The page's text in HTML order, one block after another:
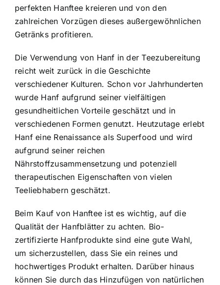
perfekten Hanftee kreieren und von den
zahlreichen Vorzügen dieses außergewöhnlichen
Getränks profitieren.
Die Verwendung von Hanf in der Teezubereitung
reicht weit zurück in die Geschichte
verschiedener Kulturen. Schon vor Jahrhunderten
wurde Hanf aufgrund seiner vielfältigen
gesundheitlichen Vorteile geschätzt und in
verschiedenen Formen genutzt. Heutzutage erlebt
Hanf eine Renaissance als Superfood und wird
aufgrund seiner reichen
Nährstoffzusammensetzung und potenziell
therapeutischen Eigenschaften von vielen
Teeliebhabern geschätzt.
Beim Kauf von Hanftee ist es wichtig, auf die
Qualität der Hanfblätter zu achten. Bio-
zertifizierte Hanfprodukte sind eine gute Wahl,
um sicherzustellen, dass Sie ein reines und
hochwertiges Produkt erhalten. Darüber hinaus
können Sie durch das Hinzufügen von natürlichen